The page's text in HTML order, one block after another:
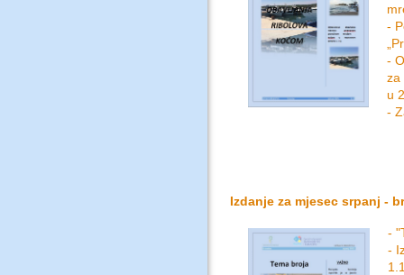
-
-
za
u
-
Izdanje za mjesec srpanj -
-
-